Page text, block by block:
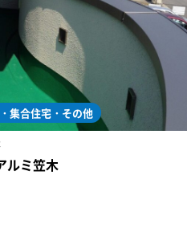
集合住宅・その他
ルミ笠木